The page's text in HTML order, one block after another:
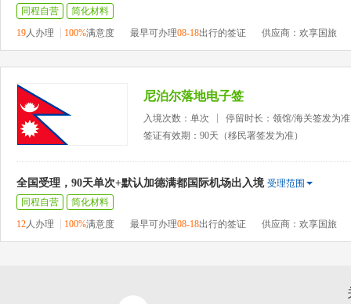
同程自营
简化材料
19人办理 100%满意度 最早可办理08-18出行的签证 供应商：欢享国旅
尼泊尔落地电子签
入境次数：单次
停留时长：领馆/海关签发为准
签证有效期：90天（移民署签发为准）
全国受理，90天单次+默认加德满都国际机场出入境 受理范围
同程自营
简化材料
12人办理 100%满意度 最早可办理08-18出行的签证 供应商：欢享国旅